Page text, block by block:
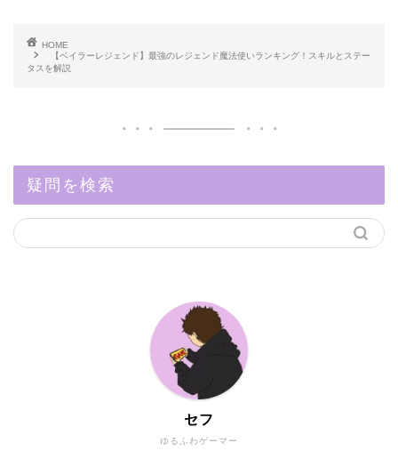
HOME
【ベイラーレジェンド】最強のレジェンド魔法使いランキング！スキルとステー
タスを解説
疑問を検索
ゆるふわゲーマー
セフ